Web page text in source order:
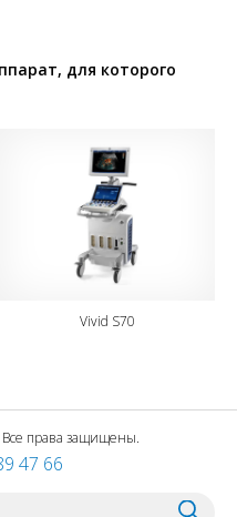
для которого
Vivid S70
права защищены.
47 66